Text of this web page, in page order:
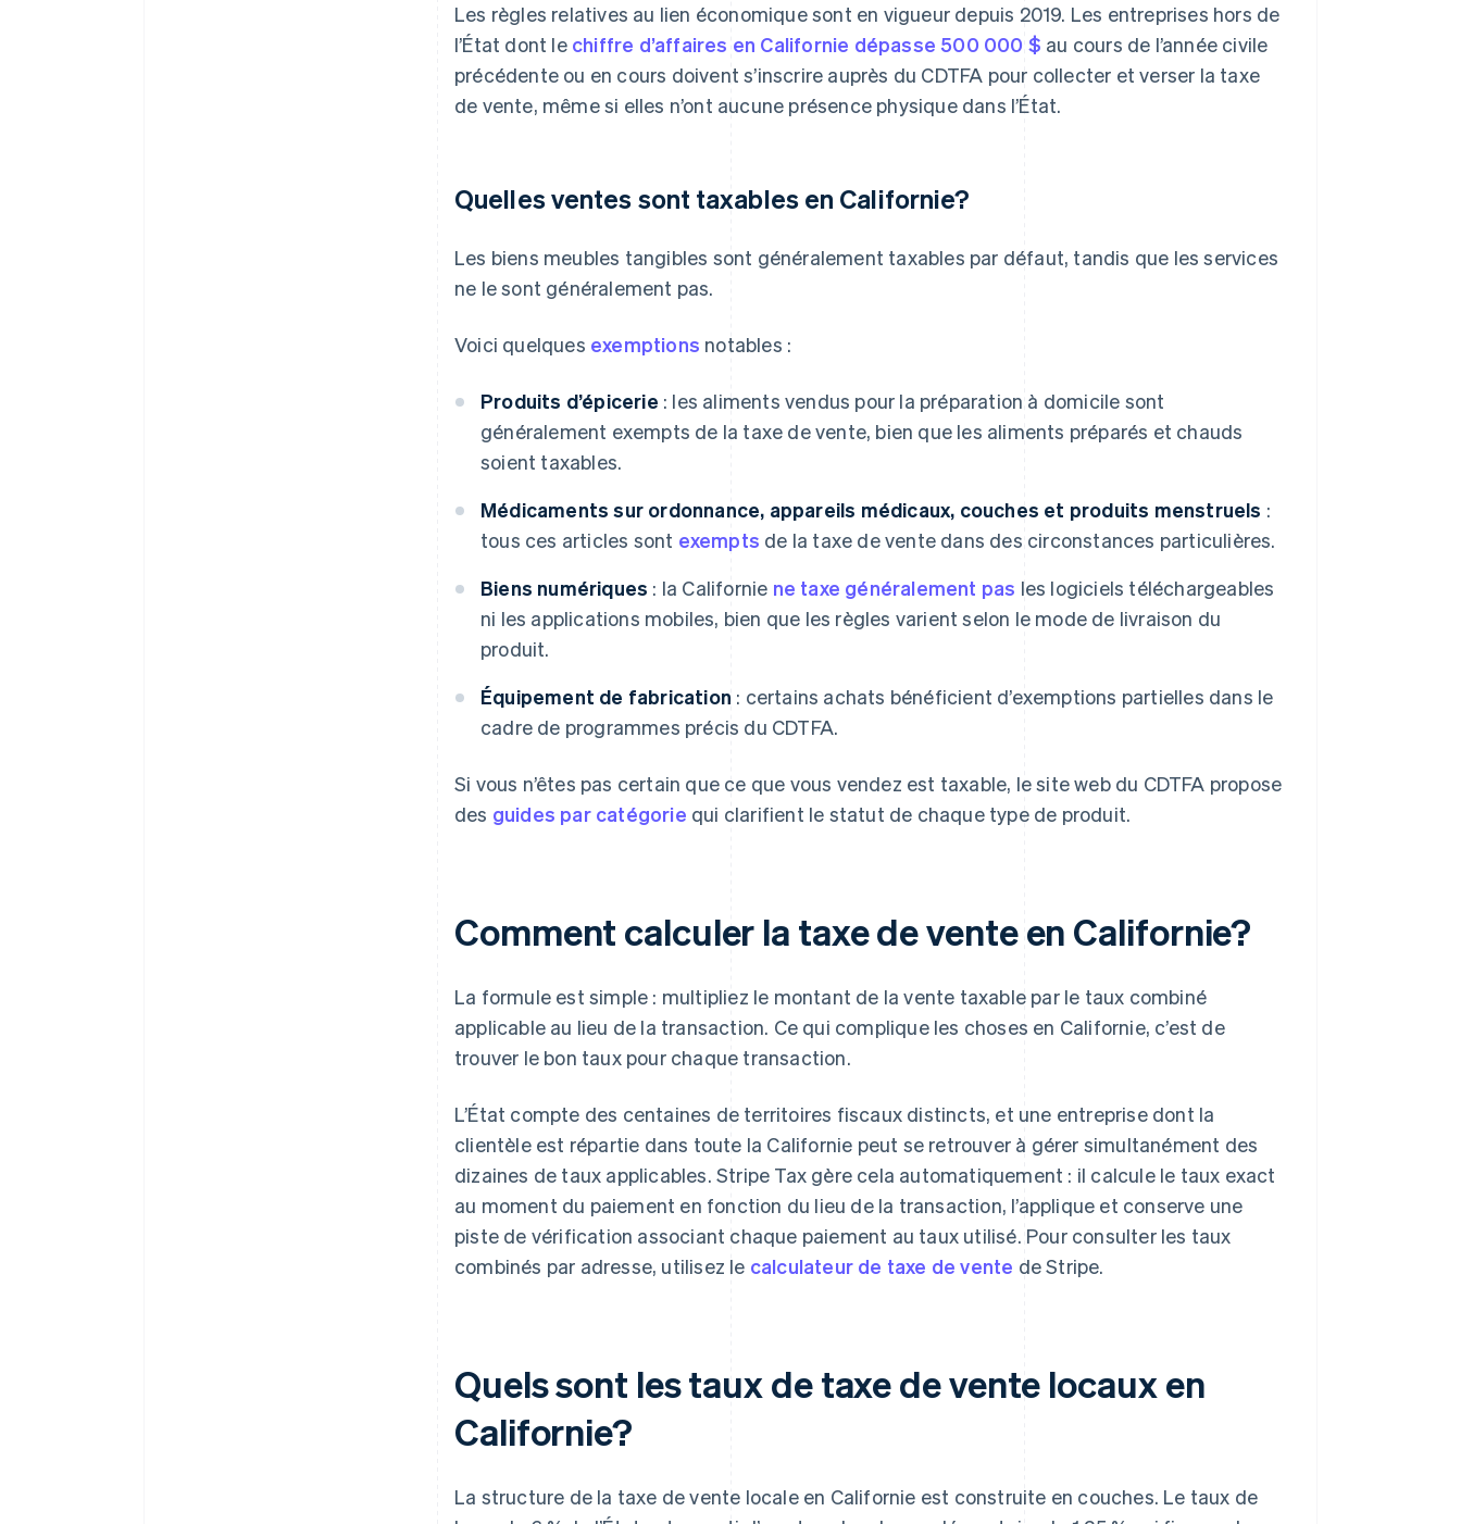
Les règles relatives au lien économique sont en vigueur depuis 2019. Les entreprises hors de
l’État dont le chiffre d’affaires en Californie dépasse 500 000 $ au cours de l’année civile
précédente ou en cours doivent s’inscrire auprès du CDTFA pour collecter et verser la taxe
de vente, même si elles n’ont aucune présence physique dans l’État.
Quelles ventes sont taxables en Californie?
Les biens meubles tangibles sont généralement taxables par défaut, tandis que les services
ne le sont généralement pas.
Voici quelques exemptions notables :
Produits d’épicerie : les aliments vendus pour la préparation à domicile sont
généralement exempts de la taxe de vente, bien que les aliments préparés et chauds
soient taxables.
Médicaments sur ordonnance, appareils médicaux, couches et produits menstruels :
tous ces articles sont exempts de la taxe de vente dans des circonstances particulières.
Biens numériques : la Californie ne taxe généralement pas les logiciels téléchargeables
ni les applications mobiles, bien que les règles varient selon le mode de livraison du
produit.
Équipement de fabrication : certains achats bénéficient d’exemptions partielles dans le
cadre de programmes précis du CDTFA.
Si vous n’êtes pas certain que ce que vous vendez est taxable, le site web du CDTFA propose
des guides par catégorie qui clarifient le statut de chaque type de produit.
Comment calculer la taxe de vente en Californie?
La formule est simple : multipliez le montant de la vente taxable par le taux combiné
applicable au lieu de la transaction. Ce qui complique les choses en Californie, c’est de
trouver le bon taux pour chaque transaction.
L’État compte des centaines de territoires fiscaux distincts, et une entreprise dont la
clientèle est répartie dans toute la Californie peut se retrouver à gérer simultanément des
dizaines de taux applicables. Stripe Tax gère cela automatiquement : il calcule le taux exact
au moment du paiement en fonction du lieu de la transaction, l’applique et conserve une
piste de vérification associant chaque paiement au taux utilisé. Pour consulter les taux
combinés par adresse, utilisez le calculateur de taxe de vente de Stripe.
Quels sont les taux de taxe de vente locaux en
Californie?
La structure de la taxe de vente locale en Californie est construite en couches. Le taux de